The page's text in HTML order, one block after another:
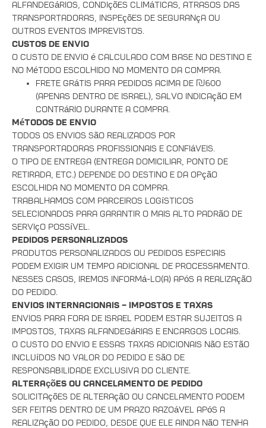
alfandegários, condições climáticas, atrasos das
transportadoras, inspeções de segurança ou
outros eventos imprevistos.
Custos de Envio
O custo de envio é calculado com base no destino e
no método escolhido no momento da compra.
Frete grátis para pedidos acima de ₪600
(apenas dentro de Israel), salvo indicação em
contrário durante a compra.
Métodos de Envio
Todos os envios são realizados por
transportadoras profissionais e confiáveis.
O tipo de entrega (entrega domiciliar, ponto de
retirada, etc.) depende do destino e da opção
escolhida no momento da compra.
Trabalhamos com parceiros logísticos
selecionados para garantir o mais alto padrão de
serviço possível.
Pedidos Personalizados
Produtos personalizados ou pedidos especiais
podem exigir um tempo adicional de processamento.
Nesses casos, iremos informá-lo(a) após a realização
do pedido.
Envios Internacionais – Impostos e Taxas
Envios para fora de Israel podem estar sujeitos a
impostos, taxas alfandegárias e encargos locais.
O custo do envio e essas taxas adicionais não estão
incluídos no valor do pedido e são de
responsabilidade exclusiva do cliente.
Alterações ou Cancelamento de Pedido
Solicitações de alteração ou cancelamento podem
ser feitas dentro de um prazo razoável após a
realização do pedido, desde que ele ainda não tenha